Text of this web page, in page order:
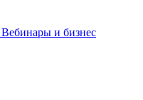
Вебинары и бизнес